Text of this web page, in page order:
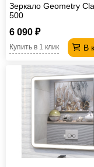
Зеркало Geometry
500
6 090 ₽
В
Купить в 1 клик